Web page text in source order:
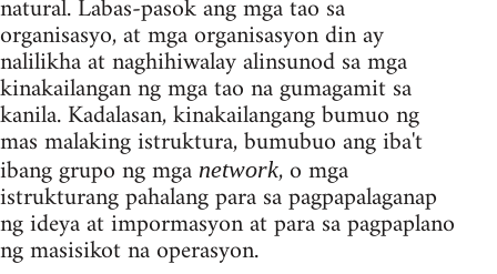
natural. Labas-pasok ang mga tao sa
organisasyo, at mga organisasyon din ay
nalilikha at naghihiwalay alinsunod sa mga
kinakailangan ng mga tao na gumagamit sa
kanila. Kadalasan, kinakailangang bumuo ng
mas malaking istruktura, bumubuo ang iba't
ibang grupo ng mga network, o mga
istrukturang pahalang para sa pagpapalaganap
ng ideya at impormasyon at para sa pagpaplano
ng masisikot na operasyon.